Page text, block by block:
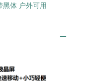
黑体 户外可用